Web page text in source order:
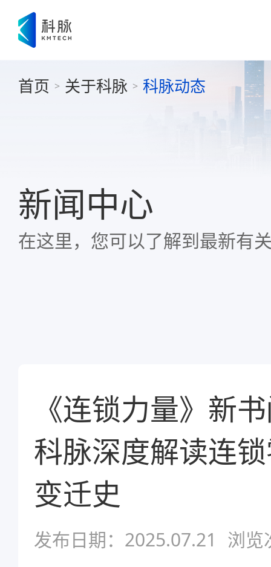
首页 > 关于科脉 > 科脉动态
新闻中心
在这里，您可以了解到最新有
《连锁力量》新
科脉深度解读连
变迁史
发布日期：2025.07.21 浏览